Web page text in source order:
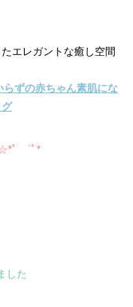
エレガントな癒し空間
ﾟ ゜ﾟ*
した